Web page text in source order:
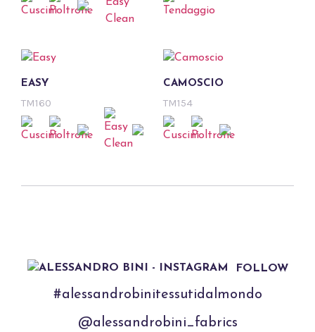
EASY
TM160
CAMOSCIO
TM154
FOLLOW
#alessandrobinitessutidalmondo
@alessandrobini_fabrics